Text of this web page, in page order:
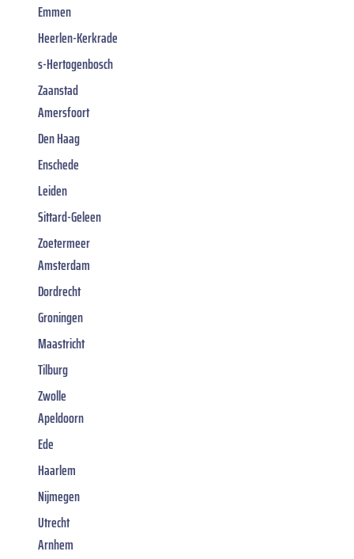
Emmen
Heerlen-Kerkrade
s-Hertogenbosch
Zaanstad
Amersfoort
Den Haag
Enschede
Leiden
Sittard-Geleen
Zoetermeer
Amsterdam
Dordrecht
Groningen
Maastricht
Tilburg
Zwolle
Apeldoorn
Ede
Haarlem
Nijmegen
Utrecht
Arnhem